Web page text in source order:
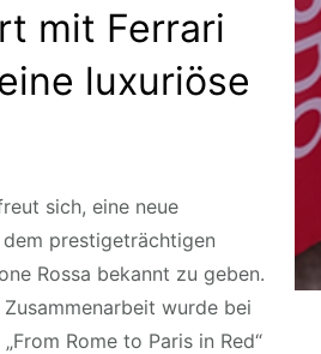
mit Ferrari
luxuriöse
sich, eine neue
prestigeträchtigen
Rossa bekannt zu geben.
wurde bei
Rome to Paris in Red“